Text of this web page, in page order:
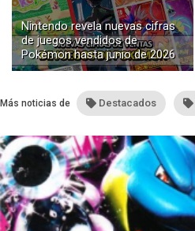
Nintendo revela nuevas cifras
de juegos vendidos de
Pokémon hasta junio de 2026
Más noticias de Destacados